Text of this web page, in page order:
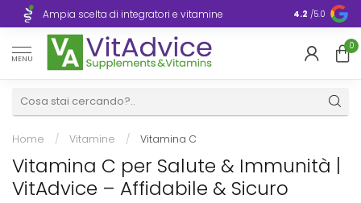
Ampia scelta di integratori e vitamine Consegna
Europa
4.2 /5.0
MENU
0
Home / Vitamine / Vitamina C
Vitamina C per Salute & Immunità |
VitAdvice – Affidabile & Sicuro